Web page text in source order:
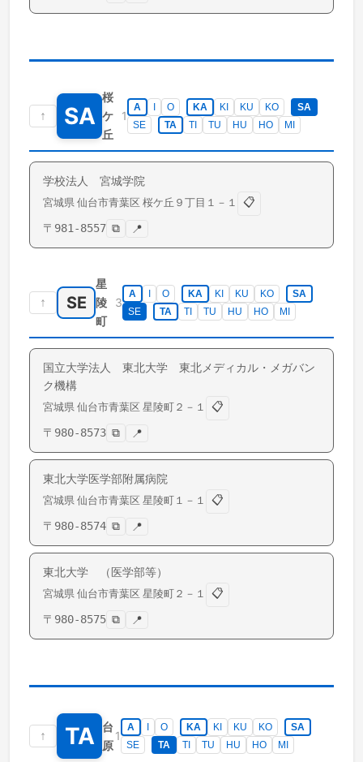
↑ SA
桜
ケ
丘
1
A I O KA KI KU KO
SA
SE
TA TI TU HU HO MI
学校法人 宮城学院
宮城県 仙台市青葉区 桜ケ丘 ９丁目１－１
📋
〒 981-8557 ⧉ 📍
↑ SE
星
陵
町
3
A I O KA KI KU KO
SA
SE
TA TI TU HU HO MI
国立大学法人 東北大学 東北メディカル・メガバン
ク機構
宮城県 仙台市青葉区 星陵町 ２－１
📋
〒 980-8573 ⧉ 📍
東北大学医学部附属病院
宮城県 仙台市青葉区 星陵町 １－１
📋
〒 980-8574 ⧉ 📍
東北大学 （医学部等）
宮城県 仙台市青葉区 星陵町 ２－１
📋
〒 980-8575 ⧉ 📍
↑ TA
台
原
1
A O KA KI KU KO
SA
SE
TA TI TU HU HO MI